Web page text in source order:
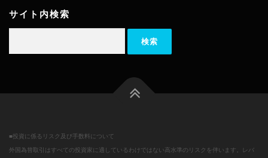
サイト内検索
■投資に係るリスク及び手数料について
外国為替取引はすべての投資家に適しているわけではない高水準のリスクを伴います。レバ